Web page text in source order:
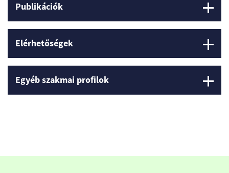
Publikációk
Elérhetőségek
Egyéb szakmai profilok